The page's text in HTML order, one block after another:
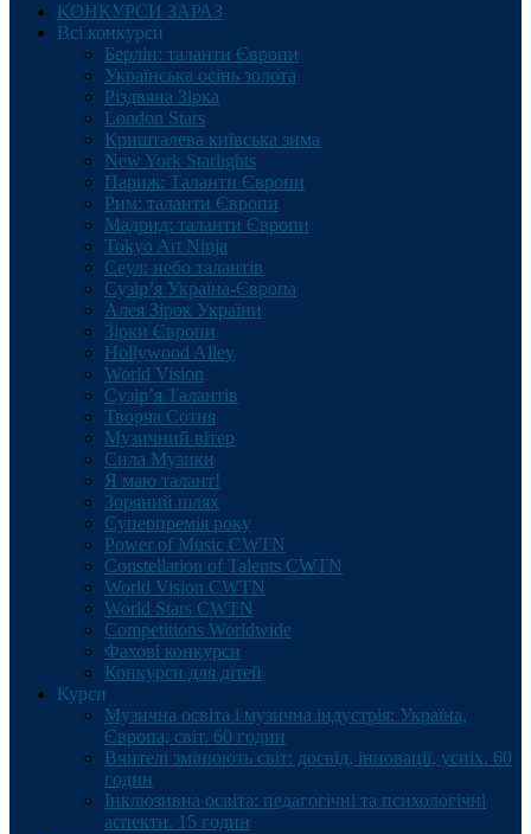
КОНКУРСИ ЗАРАЗ
Всі конкурси
Берлін: таланти Європи
Українська осінь золота
Різдвяна Зірка
London Stars
Кришталева київська зима
New York Starlights
Париж: Таланти Європи
Рим: таланти Європи
Мадрид: таланти Європи
Tokyo Art Ninja
Сеул: небо талантів
Сузір’я Україна-Європа
Алея Зірок України
Зірки Європи
Hollywood Alley
World Vision
Сузір’я Талантів
Творча Сотня
Музичний вітер
Сила Музики
Я маю талант!
Зоряний шлях
Суперпремія року
Power of Music CWTN
Constellation of Talents CWTN
World Vision CWTN
World Stars CWTN
Competitions Worldwide
Фахові конкурси
Конкурси для дітей
Курси
Музична освіта і музична індустрія: Україна,
Європа, світ. 60 годин
Вчителі змінюють світ: досвід, інновації, успіх. 60
годин
Інклюзивна освіта: педагогічні та психологічні
аспекти. 15 годин